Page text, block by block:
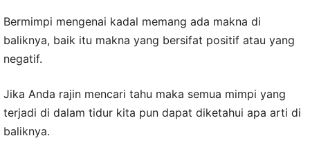
Bermimpi mengenai kadal memang ada makna di
baliknya, baik itu makna yang bersifat positif atau yang
negatif.
Jika Anda rajin mencari tahu maka semua mimpi yang
terjadi di dalam tidur kita pun dapat diketahui apa arti di
baliknya.